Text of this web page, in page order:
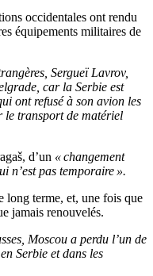
occidentales ont rendu
équipements militaires de
Sergueï Lavrov,
car la Serbie est
ont refusé à son avion les
le transport de matériel
d’un « changement
n’est pas temporaire ».
long terme, et, une fois que
jamais renouvelés.
Moscou a perdu l’un de
Serbie et dans les